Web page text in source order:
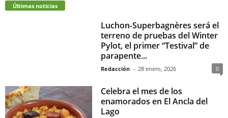
Últimas noticias
Luchon-Superbagnères será el
terreno de pruebas del Winter
Pylot, el primer “Testival” de
parapente...
Redacción - 28 enero, 2026 0
Celebra el mes de los
enamorados en El Ancla del
Lago